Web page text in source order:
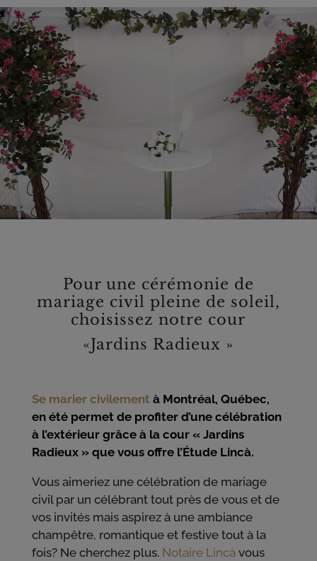
Pour une cérémonie de
mariage civil pleine de soleil,
choisissez notre cour
«Jardins Radieux »
Se marier civilement à Montréal, Québec,
en été permet de profiter d’une célébration
à l’extérieur grâce à la cour « Jardins
Radieux » que vous offre l’Étude Lincà.
Vous aimeriez une célébration de mariage
civil par un célébrant tout près de vous et de
vos invités mais aspirez à une ambiance
champêtre, romantique et festive tout à la
fois? Ne cherchez plus. Notaire Lincàvous